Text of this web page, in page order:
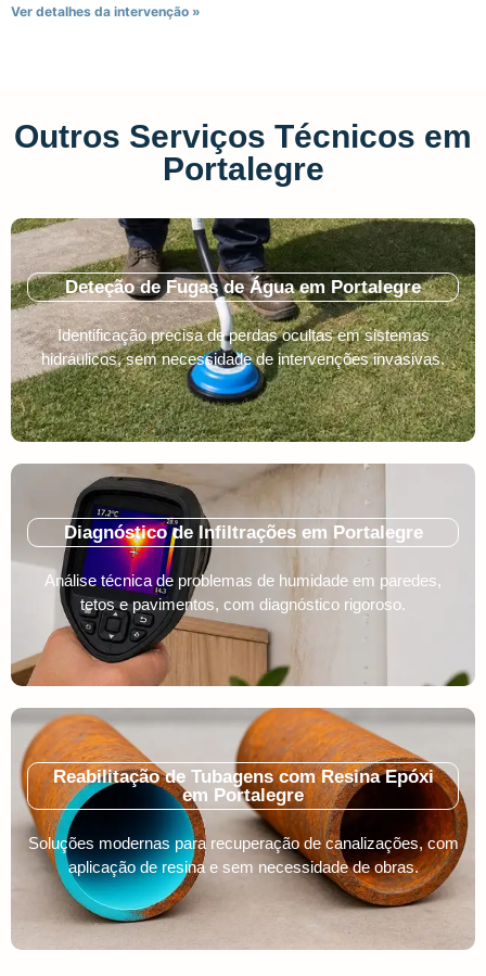
Ver detalhes da intervenção »
Outros Serviços Técnicos em
Portalegre
Deteção de Fugas de Água em Portalegre
Identificação precisa de perdas ocultas em sistemas
hidráulicos, sem necessidade de intervenções invasivas.
Diagnóstico de Infiltrações em Portalegre
Análise técnica de problemas de humidade em paredes,
tetos e pavimentos, com diagnóstico rigoroso.
Reabilitação de Tubagens com Resina Epóxi
em Portalegre
Soluções modernas para recuperação de canalizações, com
aplicação de resina e sem necessidade de obras.